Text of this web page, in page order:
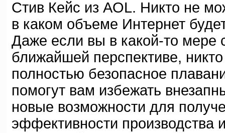
Стив Кейс из AOL. Никто не
в каком объеме Интернет
Даже если вы в какой-то мере
ближайшей перспективе,
полностью безопасное
помогут вам избежать
новые возможности для
эффективности производства